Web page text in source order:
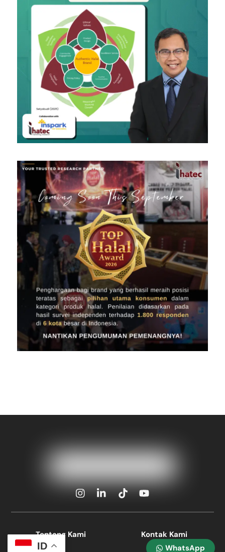
WhatsApp
Icon
Icon
Icon
Icon
Tentang Kami Kontak Kami
ID